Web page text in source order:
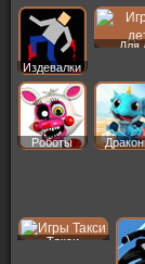
Издевалки
Для
Роботы
Такси